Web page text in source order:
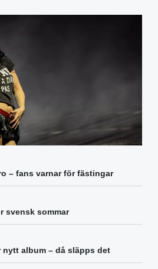
– fans varnar för fästingar
svensk sommar
nytt album – då släpps det